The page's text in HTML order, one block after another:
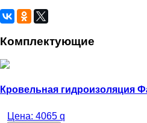
Комплектующие
Кровельная гидроизоляция
Цена: 4065 q